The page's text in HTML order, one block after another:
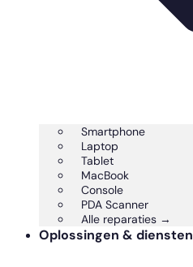
Smartphone
Laptop
Tablet
MacBook
Console
PDA Scanner
Alle reparaties →
Oplossingen & diensten